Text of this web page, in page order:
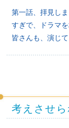
第一話、拝見し
すぎで、ドラマ
皆さんも、演じ
考えさせら